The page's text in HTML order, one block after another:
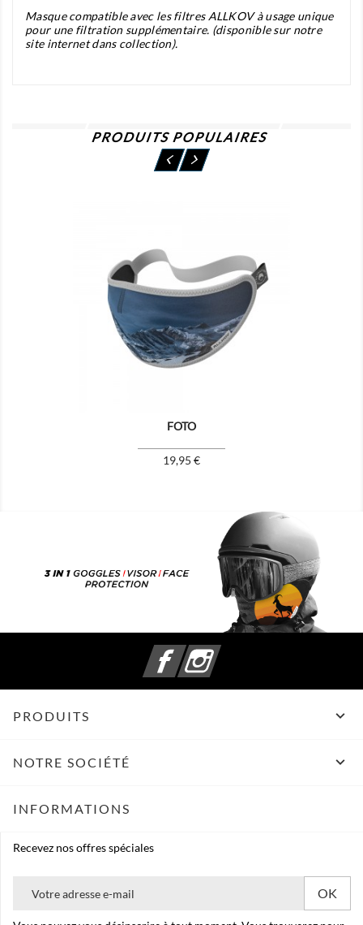
Masque compatible avec les filtres ALLKOV à usage unique
pour une filtration supplémentaire. (disponible sur notre
site internet dans collection).
PRODUITS POPULAIRES
FOTO
Prix
19,95 €

FacebookInstagram
PRODUITS 
NOTRE SOCIÉTÉ 
INFORMATIONS
Recevez nos offres spéciales